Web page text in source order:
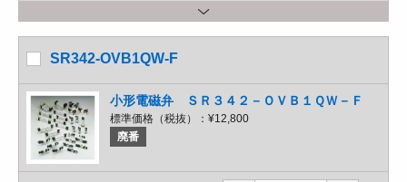
SR342-OVB1QW-F
小形電磁弁 ＳＲ３４２－ＯＶＢ１ＱＷ－Ｆ
標準価格（税抜）： ¥12,800
廃番